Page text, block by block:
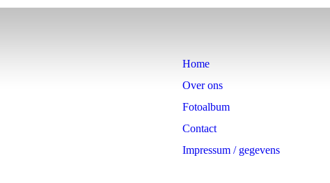
Home
Over ons
Fotoalbum
Contact
Impressum / gegevens